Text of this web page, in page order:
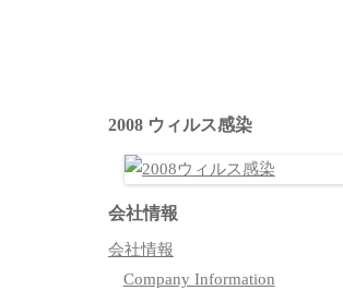
2008 ウィルス感染
会社情報
会社情報
Company Information